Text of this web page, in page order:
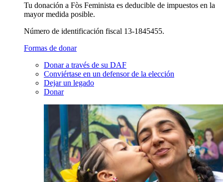
Tu donación a Fòs Feminista es deducible de impuestos en la
mayor medida posible.
Número de identificación fiscal 13-1845455.
Formas de donar
Donar a través de su DAF
Conviértase en un defensor de la elección
Dejar un legado
Donar